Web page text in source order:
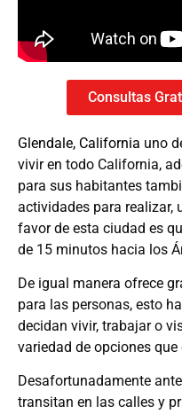
Consultas
Glendale, California uno
vivir en todo California,
para sus habitantes
actividades para realizar,
favor de esta ciudad es
de 15 minutos hacia los
De igual manera ofrece
para las personas, esto
decidan vivir, trabajar o
variedad de opciones
Desafortunadamente
transitan en las calles y